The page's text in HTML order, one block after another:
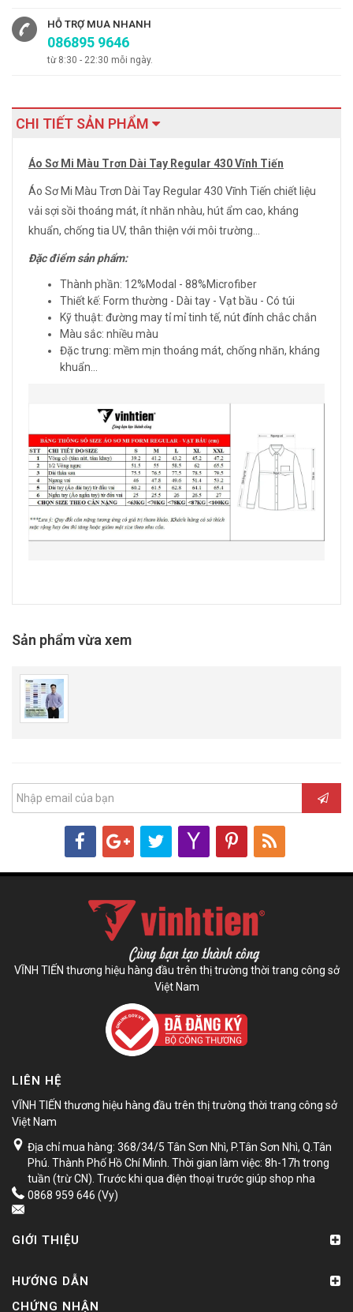
HỖ TRỢ MUA NHANH
086895 9646
từ 8:30 - 22:30 mỗi ngày.
CHI TIẾT SẢN PHẨM
Áo Sơ Mi Màu Trơn Dài Tay Regular 430 Vĩnh Tiến
Áo Sơ Mi Màu Trơn Dài Tay Regular 430 Vĩnh Tiến chiết liệu
vải sợi sồi thoáng mát, ít nhăn nhàu, hút ẩm cao, kháng
khuẩn, chống tia UV, thân thiện với môi trường...
Đặcđiểm sản phẩm:
Thành phần: 12%Modal - 88%Microfiber
Thiết kế: Form thường - Dài tay - Vạt bầu - Có túi
Kỹ thuật: đường may tỉ mỉ tinh tế, nút đính chắc chắn
Màu sắc: nhiều màu
Đặc trưng: mềm mịn thoáng mát, chống nhăn, kháng
khuẩn...
Sản phẩm vừa xem
VĨNH TIẾN thương hiệu hàng đầu trên thị trường thời trang công sở
Việt Nam
LIÊN HỆ
VĨNH TIẾN thương hiệu hàng đầu trên thị trường thời trang công sở
Việt Nam
Địa chỉ mua hàng: 368/34/5 Tân Sơn Nhì, P.Tân Sơn Nhì, Q.Tân
Phú. Thành Phố Hồ Chí Minh. Thời gian làm việc: 8h-17h trong
tuần (trừ CN). Trước khi qua điện thoại trước giúp shop nha
0868 959 646 (Vy)
GIỚI THIỆU
HƯỚNG DẪN
CHỨNG NHẬN